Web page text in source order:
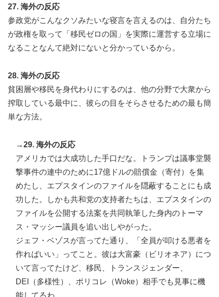
27. 海外の反応
参政党がこんなクソみたいな寝言を言えるのは、自分たち
が政権を取って「移民ゼロの国」を実際に運営する立場に
なることなんて絶対にないと分かっているから。
28. 海外の反応
貧困層や移民を身代わりにするのは、他の分野で大衆から
搾取している最中に、彼らの目をそらさせるための最も簡
単な方法。
→29. 海外の反応
アメリカでは大成功した手口だな。トランプは議事堂襲
撃事件の連中のために17億ドルの賠償金（寄付）を集
めたし、エプスタインのファイルを隠蔽することにも成
功した。しかも共和党の支持者たちは、エプスタインの
ファイルを公開する法案を共同執筆した身内のトーマ
ス・マッシー議員を追い出しやがった。
ジェフ・ベゾスが言ってた通り、「全員が叩ける悪者を
作ればいい」ってこと。彼は大富豪（ビリオネア）につ
いて言ってたけど、移民、トランスジェンダー、
DEI（多様性）、ポリコレ（Woke）相手でも見事に機
能してるわ。